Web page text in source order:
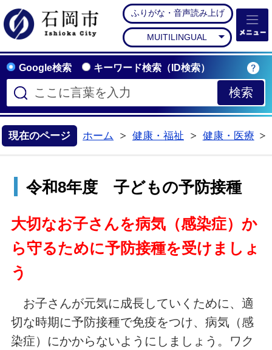
石岡市公式ホームペー
ふりがな・音声読み上げ
MUITILINGUAL
Google検索 キーワード検索（ID検索）
現在のページ ホーム
健康・福祉
健康・医療
令和8年度 子どもの予防接種
大切なお子さんを病気（感染症）か
ら守るために予防接種を受けましょ
う
お子さんが元気に成長していくために、適
切な時期に予防接種で免疫をつけ、病気（感
染症）にかからないようにしましょう。ワク